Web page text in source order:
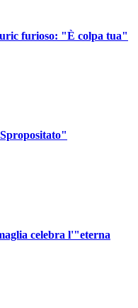
furioso: "È colpa tua"
celebra l'"eterna